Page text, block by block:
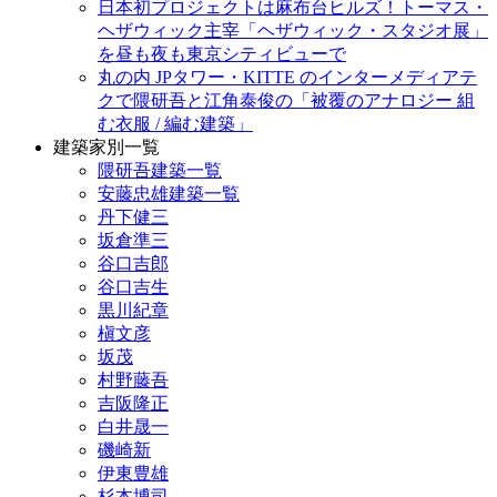
日本初プロジェクトは麻布台ヒルズ！トーマス・
ヘザウィック主宰「ヘザウィック・スタジオ展」
を昼も夜も東京シティビューで
丸の内 JPタワー・KITTE のインターメディアテ
クで隈研吾と江角泰俊の「被覆のアナロジー 組
む衣服 / 編む建築」
建築家別一覧
隈研吾建築一覧
安藤忠雄建築一覧
丹下健三
坂倉準三
谷口吉郎
谷口吉生
黒川紀章
槇文彦
坂茂
村野藤吾
吉阪隆正
白井晟一
磯崎新
伊東豊雄